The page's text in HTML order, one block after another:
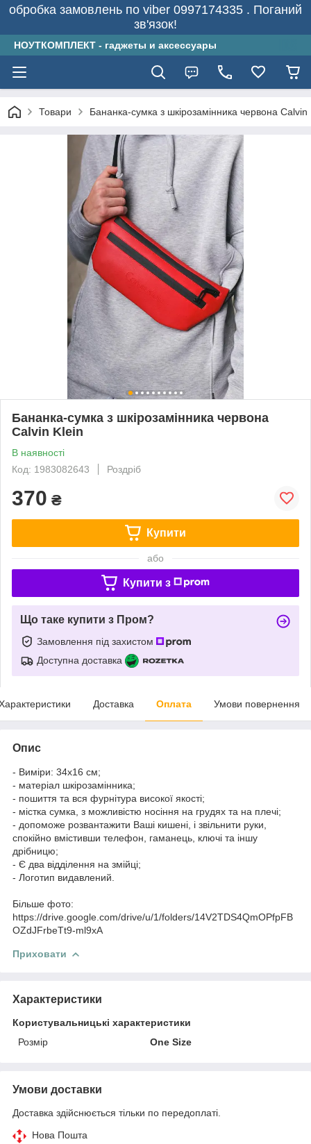
обробка замовлень по viber 0997174335 . Поганий
зв'язок!
НОУТКОМПЛЕКТ - гаджеты и аксессуары
Товари Бананка-сумка з шкірозамінника червона Calvin
Бананка-сумка з шкірозамінника червона
Calvin Klein
В наявності
Код: 1983082643
Роздріб
370 ₴
Купити
або
Купити з
Що таке купити з Пром?
Замовлення під захистом
Доступна доставка
Доставка Оплата Умови повернення
Опис
- Виміри: 34х16 см;
- матеріал шкірозамінника;
- пошиття та вся фурнітура високої якості;
- містка сумка, з можливістю носіння на грудях та на плечі;
- допоможе розвантажити Ваші кишені, і звільнити руки,
спокійно вмістивши телефон, гаманець, ключі та іншу
дрібницю;
- Є два відділення на змійці;
- Логотип видавлений.
Більше фото:
https://drive.google.com/drive/u/1/folders/14V2TDS4QmOPfpFB
OZdJFrbeTt9-ml9xA
Приховати
Характеристики
Користувальницькі характеристики
Розмір
One Size
Умови доставки
Доставка здійснюється тільки по передоплаті.
Нова Пошта